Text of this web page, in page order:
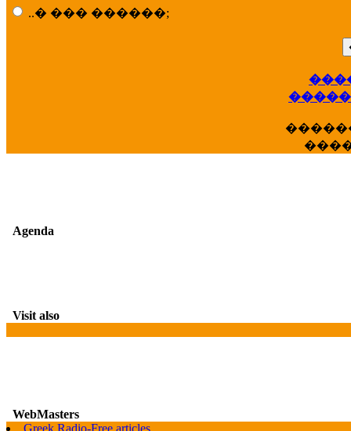
..� ��� ������;
Agenda
Visit also
WebMasters
Greek Radio-Free articles